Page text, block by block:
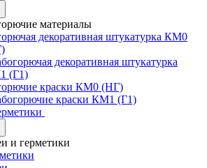
материалы
декоративная штукатурка КМ0
декоративная штукатурка
(Г1)
краски КМ0 (НГ)
краски КМ1 (Г1)
и герметики